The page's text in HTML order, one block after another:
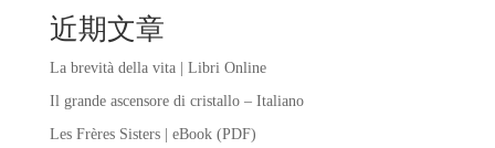
近期文章
La brevità della vita | Libri Online
Il grande ascensore di cristallo – Italiano
Les Frères Sisters | eBook (PDF)